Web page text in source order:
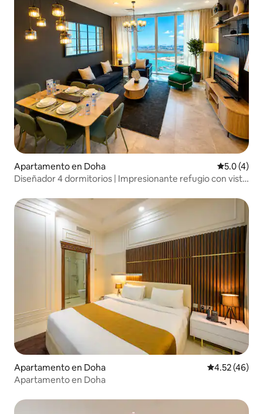
Apartamento en Doha
5.0 (4)
Diseñador 4 dormitorios | Impresionante refugio con vista
Apartamento en Doha Calificación
4.52 (46)
Apartamento en Doha